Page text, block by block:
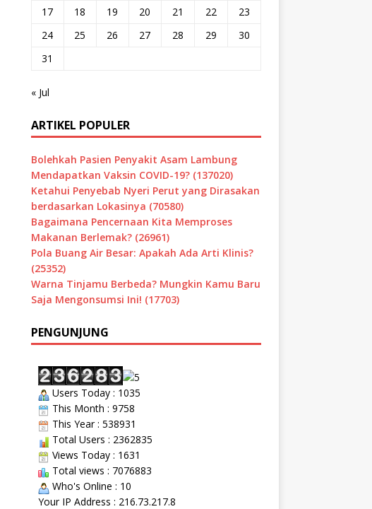
17
18 19 20 21 22
23
24
25 26 27 28 29
30
31
« Jul
ARTIKEL POPULER
Bolehkah Pasien Penyakit Asam Lambung
Mendapatkan Vaksin COVID-19? (137020)
Ketahui Penyebab Nyeri Perut yang Dirasakan
berdasarkan Lokasinya (70580)
Bagaimana Pencernaan Kita Memproses
Makanan Berlemak? (26961)
Pola Buang Air Besar: Apakah Ada Arti Klinis?
(25352)
Warna Tinjamu Berbeda? Mungkin Kamu Baru
Saja Mengonsumsi Ini! (17703)
PENGUNJUNG
Users Today : 1035
This Month : 9758
This Year : 538931
Total Users : 2362835
Views Today : 1631
Total views : 7076883
Who's Online : 10
Your IP Address : 216.73.217.8